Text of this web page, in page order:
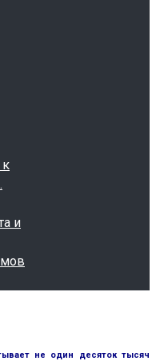
к
и
не один десяток тысяч